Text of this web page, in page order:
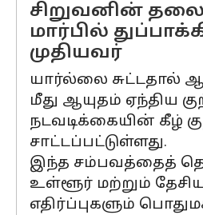
சிறுவனின்
மார்பில்
முதியவர்
யார்ல்லை சுட்டதால்
மீது ஆயுதம் ஏந்திய
நடவடிக்கையின் கீழ்
சாட்டப்பட்டுள்ளது.
இந்த சம்பவத்தைத்
உள்ளூர் மற்றும்
எதிர்ப்புகளும்